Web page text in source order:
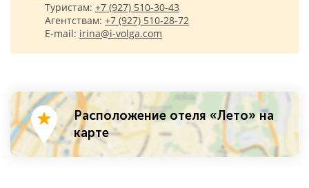
Туристам: +7 (927) 510-30-43
Агентствам: +7 (927) 510-28-72
E-mail: irina@i-volga.com
Расположение отеля «Лето» на
карте